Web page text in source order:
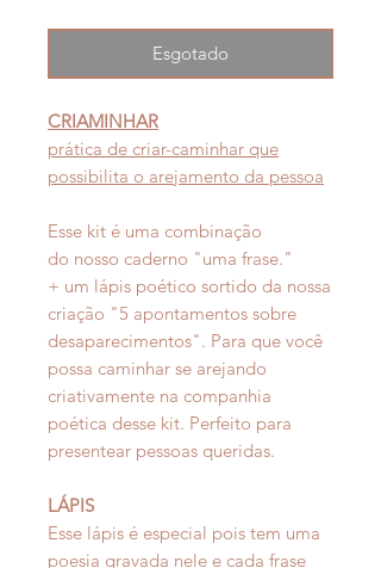
Esgotado
CRIAMINHAR
prática de criar-caminhar que
possibilita o arejamento da pessoa
Esse kit é uma combinação
do nosso caderno "uma frase."
+ um lápis poético sortido da nossa
criação "5 apontamentos sobre
desaparecimentos". Para que você
possa caminhar se arejando
criativamente na companhia
poética desse kit. Perfeito para
presentear pessoas queridas.
LÁPIS
Esse lápis é especial pois tem uma
poesia gravada nele e cada frase